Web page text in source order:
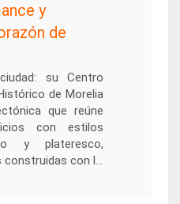
y
de
su Centro
de Morelia
que reúne
con estilos
y plateresco,
construidas con l...